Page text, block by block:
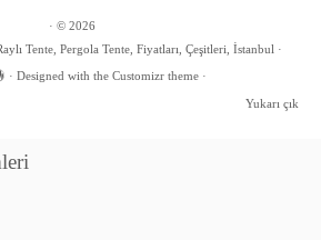
· © 2026
Tente, Pergola Tente, Fiyatları, Çeşitleri, İstanbul ·
· Designed with the Customizr theme ·
Yukarı çık